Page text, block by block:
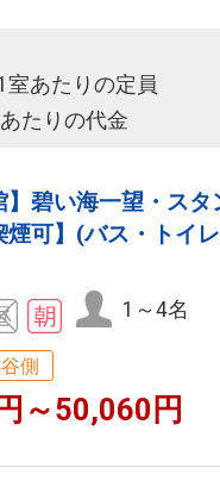
あたりの定員
たりの代金
】碧い海一望・ス
煙可】(バス・トイ
1～4名
側
～50,060円